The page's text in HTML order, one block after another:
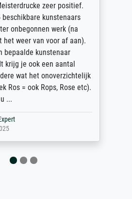
Die Zufriedenheit ist auch nicht dadurch
getrübt, dass das Bild entgegen einer
angegebenen Lieferanschrift (sollte eine
Überraschung für die normannische
Ehefrau sein zum Hochzeits- gleichzeitig
auch Geburtstag sein) doch nach zu
zugestellt wurde.
Jürgen
April 22, 2026